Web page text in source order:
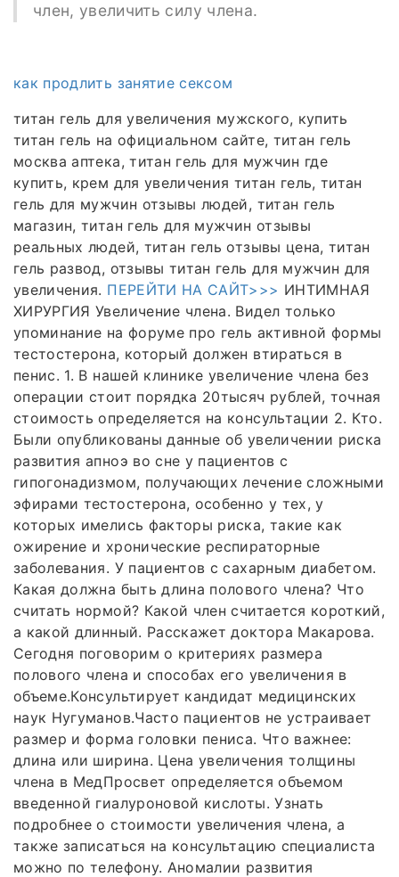
член, увеличить силу члена.
как продлить занятие сексом
титан гель для увеличения мужского, купить
титан гель на официальном сайте, титан гель
москва аптека, титан гель для мужчин где
купить, крем для увеличения титан гель, титан
гель для мужчин отзывы людей, титан гель
магазин, титан гель для мужчин отзывы
реальных людей, титан гель отзывы цена, титан
гель развод, отзывы титан гель для мужчин для
увеличения. ПЕРЕЙТИ НА САЙТ>>> ИНТИМНАЯ
ХИРУРГИЯ Увеличение члена. Видел только
упоминание на форуме про гель активной формы
тестостерона, который должен втираться в
пенис. 1. В нашей клинике увеличение члена без
операции стоит порядка 20тысяч рублей, точная
стоимость определяется на консультации 2. Кто.
Были опубликованы данные об увеличении риска
развития апноэ во сне у пациентов с
гипогонадизмом, получающих лечение сложными
эфирами тестостерона, особенно у тех, у
которых имелись факторы риска, такие как
ожирение и хронические респираторные
заболевания. У пациентов с сахарным диабетом.
Какая должна быть длина полового члена? Что
считать нормой? Какой член считается короткий,
а какой длинный. Расскажет доктора Макарова.
Сегодня поговорим о критериях размера
полового члена и способах его увеличения в
объеме.Консультирует кандидат медицинских
наук Нугуманов.Часто пациентов не устраивает
размер и форма головки пениса. Что важнее:
длина или ширина. Цена увеличения толщины
члена в МедПросвет определяется объемом
введенной гиалуроновой кислоты. Узнать
подробнее о стоимости увеличения члена, а
также записаться на консультацию специалиста
можно по телефону. Аномалии развития